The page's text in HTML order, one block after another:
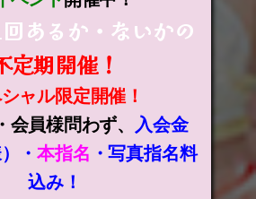
あるか・ないかの
定期開催！
ャル限定開催！
会員様問わず、
入会金
）・本指名 ・写真指名料
込み！